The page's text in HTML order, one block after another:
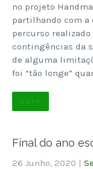
no projeto
partilhando com
percurso
contingências da
de alguma
foi “tão longe”
Ler +
Final do ano
26 Junho, 2020 |